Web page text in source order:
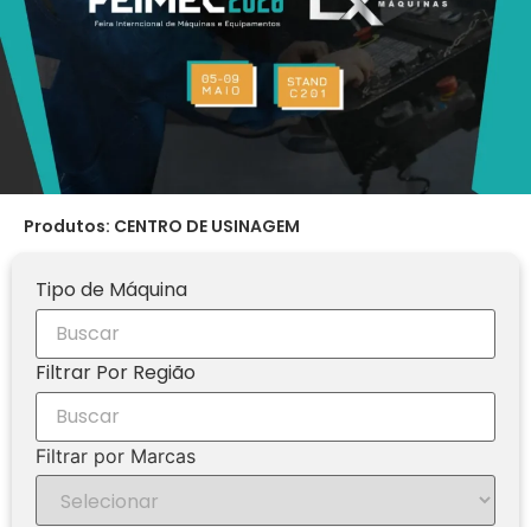
Produtos: CENTRO DE USINAGEM
Tipo de Máquina
Filtrar Por Região
Filtrar por Marcas